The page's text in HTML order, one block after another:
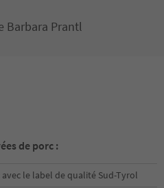
Barbara Prantl
de porc :
le label de qualité Sud-Tyrol